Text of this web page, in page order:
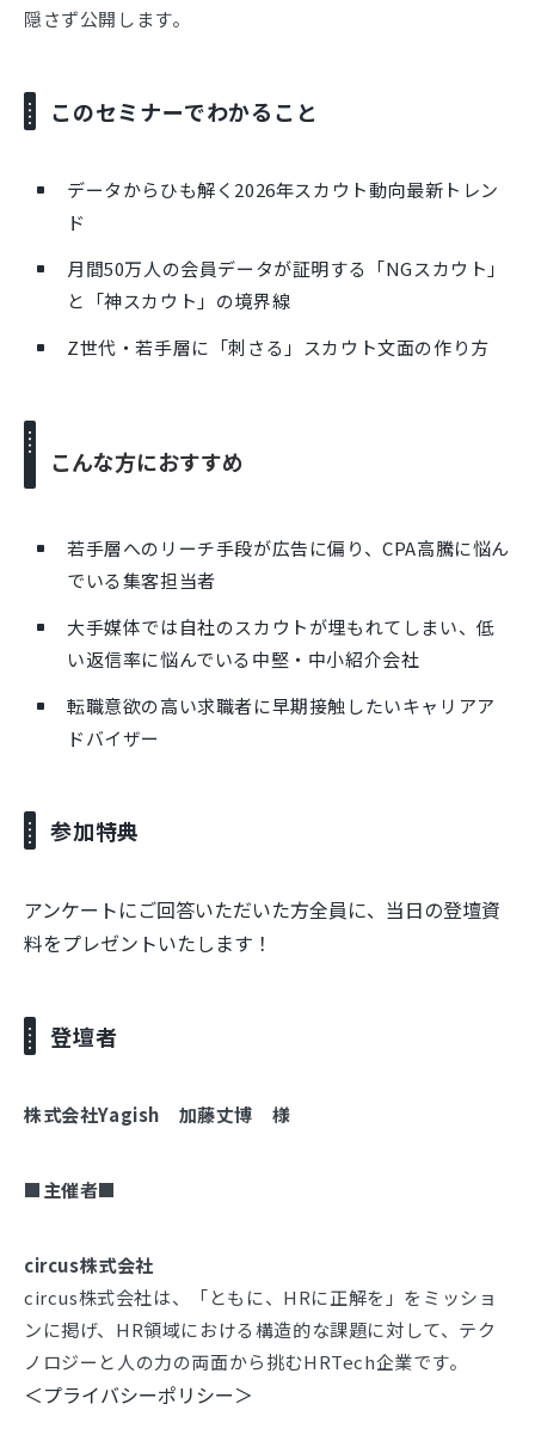
隠さず公開します。
このセミナーでわかること
データからひも解く2026年スカウト動向最新トレン
ド
月間50万人の会員データが証明する「NGスカウト」
と「神スカウト」の境界線
Z世代・若手層に「刺さる」スカウト文面の作り方
こんな方におすすめ
若手層へのリーチ手段が広告に偏り、CPA高騰に悩ん
でいる集客担当者
大手媒体では自社のスカウトが埋もれてしまい、低
い返信率に悩んでいる中堅・中小紹介会社
転職意欲の高い求職者に早期接触したいキャリアア
ドバイザー
参加特典
アンケートにご回答いただいた方全員に、当日の登壇資
料をプレゼントいたします！
登壇者
株式会社Yagish 加藤丈博 様
■主催者■
circus株式会社
circus株式会社は、「ともに、HRに正解を」をミッショ
ンに掲げ、HR領域における構造的な課題に対して、テク
ノロジーと人の力の両面から挑むHRTech企業です。
＜プライバシーポリシー＞